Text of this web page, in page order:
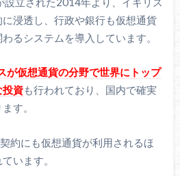
浸透し、行政や銀行も仮想通貨
るシステムを導入しています。
が仮想通貨の分野で世界にトップ
投資も行われており、国内で確実
す。
約にも仮想通貨が利用されるほ
います。